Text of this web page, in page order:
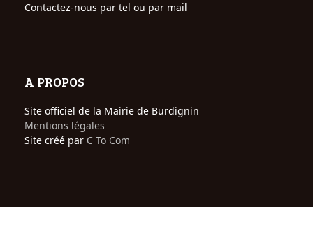
Contactez-nous par tel ou par mail
A PROPOS
Site officiel de la Mairie de Burdignin
Mentions légales
Site créé par C To Com